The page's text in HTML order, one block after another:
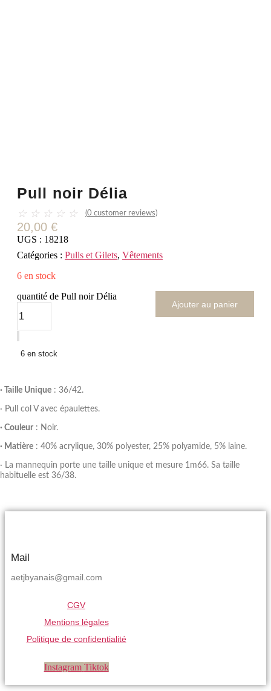
Pull noir Délia
☆ ☆ ☆ ☆ ☆ (0 customer reviews)
20,00 €
UGS : 18218
Catégories : Pulls et Gilets, Vêtements
6 en stock
quantité de Pull noir Délia
Ajouter au panier
6 en stock
· Taille Unique : 36/42.
· Pull col V avec épaulettes.
· Couleur : Noir.
· Matière : 40% acrylique, 30% polyester, 25% polyamide, 5% laine.
· La mannequin porte une taille unique et mesure 1m66. Sa taille
habituelle est 36/38.
Mail
aetjbyanais@gmail.com
CGV
Mentions légales
Politique de confidentialité
Instagram Tiktok